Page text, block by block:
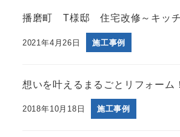
播磨町 T様邸 住宅改修～キッチ
2021年4月26日 施工事例
想いを叶えるまるごとリフォーム
2018年10月18日 施工事例